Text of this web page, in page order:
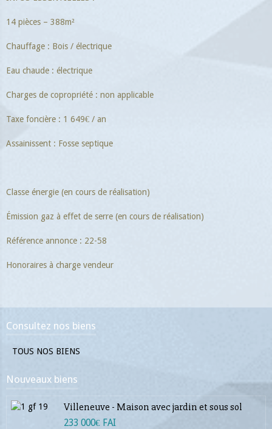
14 pièces – 388m²
Chauffage : Bois / électrique
Eau chaude : électrique
Charges de copropriété : non applicable
Taxe foncière : 1 649€ / an
Assainissent : Fosse septique
Classe énergie (en cours de réalisation)
Émission gaz à effet de serre (en cours de réalisation)
Référence annonce : 22-58
Honoraires à charge vendeur
Consultez nos biens
TOUS NOS BIENS
Nouveaux biens
Villeneuve - Maison avec jardin et sous sol
233 000€ FAI